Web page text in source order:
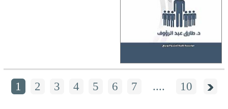
1 2 3 4 5 6 7 .... 10